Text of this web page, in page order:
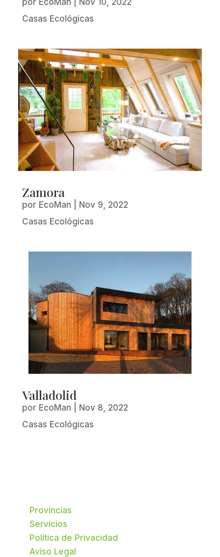
por EcoMan
Nov 10, 2022
Casas Ecológicas
Zamora
por EcoMan
Nov 9, 2022
Casas Ecológicas
Valladolid
por EcoMan
Nov 8, 2022
Casas Ecológicas
Provincias
Servicios
Política de Privacidad
Aviso Legal